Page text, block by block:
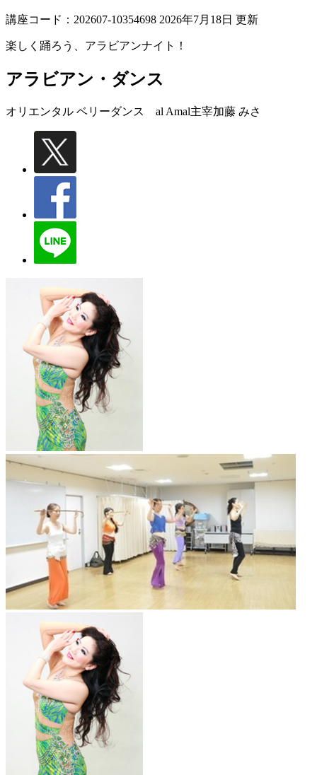
講座コード：202607-10354698 2026年7月18日 更新
楽しく踊ろう、アラビアンナイト！
アラビアン・ダンス
オリエンタル ベリーダンス al Amal主宰加藤 みさ